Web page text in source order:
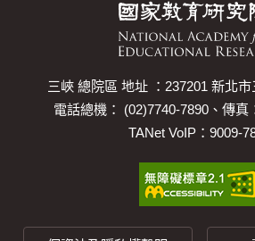
三峽 總院區 地址 ：237201 新北
電話總機： (02)7740-7890、傳真
TANet VoIP：9009-